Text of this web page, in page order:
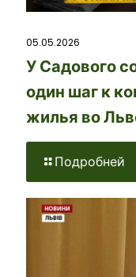
05.05.2026
У Садового
один шаг к
жилья во
Подробней